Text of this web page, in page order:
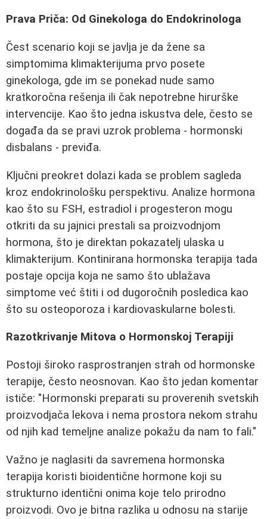
Prava Priča: Od Ginekologa do Endokrinologa
Čest scenario koji se javlja je da žene sa
simptomima klimakterijuma prvo posete
ginekologa, gde im se ponekad nude samo
kratkoročna rešenja ili čak nepotrebne hirurške
intervencije. Kao što jedna iskustva dele, često se
događa da se pravi uzrok problema - hormonski
disbalans - previđa.
Ključni preokret dolazi kada se problem sagleda
kroz endokrinološku perspektivu. Analize hormona
kao što su FSH, estradiol i progesteron mogu
otkriti da su jajnici prestali sa proizvodnjom
hormona, što je direktan pokazatelj ulaska u
klimakterijum. Kontinirana hormonska terapija tada
postaje opcija koja ne samo što ublažava
simptome već štiti i od dugoročnih posledica kao
što su osteoporoza i kardiovaskularne bolesti.
Razotkrivanje Mitova o Hormonskoj Terapiji
Postoji široko rasprostranjen strah od hormonske
terapije, često neosnovan. Kao što jedan komentar
ističe: "Hormonski preparati su proverenih svetskih
proizvodjača lekova i nema prostora nekom strahu
od njih kad temeljne analize pokažu da nam to fali."
Važno je naglasiti da savremena hormonska
terapija koristi bioidentične hormone koji su
strukturno identični onima koje telo prirodno
proizvodi. Ovo je bitna razlika u odnosu na starije